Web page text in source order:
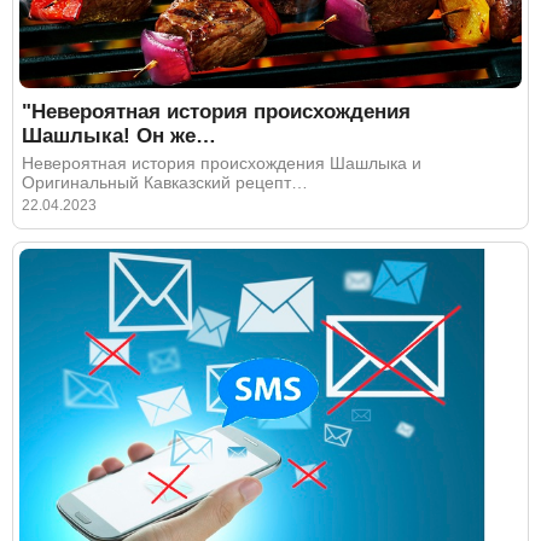
"Невероятная история происхождения
Шашлыка! Он же…
Невероятная история происхождения Шашлыка и
Оригинальный Кавказский рецепт…
22.04.2023